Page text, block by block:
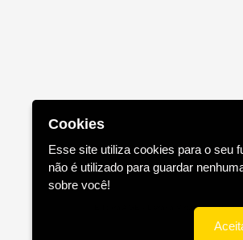
Editora AGE - Livraria Virtual - CNPJ
Cookies
Esse site utiliza cookies para o seu
não é utilizado para guardar
sobre você!